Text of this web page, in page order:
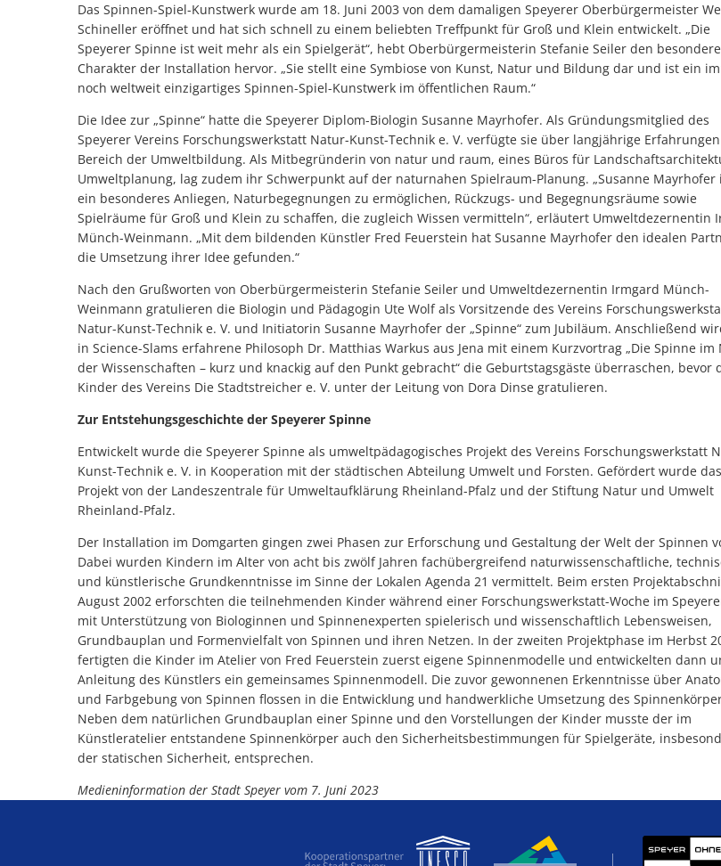
Das Spinnen-Spiel-Kunstwerk wurde am 18. Juni 2003 von dem damaligen Speyerer Oberbürgermeister
Schineller eröffnet und hat sich schnell zu einem beliebten Treffpunkt für Groß und Klein entwickelt. „Die
Speyerer Spinne ist weit mehr als ein Spielgerät“, hebt Oberbürgermeisterin Stefanie Seiler den
Charakter der Installation hervor. „Sie stellt eine Symbiose von Kunst, Natur und Bildung dar und ist ein
noch weltweit einzigartiges Spinnen-Spiel-Kunstwerk im öffentlichen Raum.“
Die Idee zur „Spinne“ hatte die Speyerer Diplom-Biologin Susanne Mayrhofer. Als Gründungsmitglied des
Speyerer Vereins Forschungswerkstatt Natur-Kunst-Technik e. V. verfügte sie über langjährige
Bereich der Umweltbildung. Als Mitbegründerin von natur und raum, eines Büros für
Umweltplanung, lag zudem ihr Schwerpunkt auf der naturnahen Spielraum-Planung. „Susanne Mayrhofer
ein besonderes Anliegen, Naturbegegnungen zu ermöglichen, Rückzugs- und Begegnungsräume sowie
Spielräume für Groß und Klein zu schaffen, die zugleich Wissen vermitteln“, erläutert Umweltdezernentin
Münch-Weinmann. „Mit dem bildenden Künstler Fred Feuerstein hat Susanne Mayrhofer den idealen
die Umsetzung ihrer Idee gefunden.“
Nach den Grußworten von Oberbürgermeisterin Stefanie Seiler und Umweltdezernentin Irmgard Münch-
Weinmann gratulieren die Biologin und Pädagogin Ute Wolf als Vorsitzende des Vereins
Natur-Kunst-Technik e. V. und Initiatorin Susanne Mayrhofer der „Spinne“ zum Jubiläum. Anschließend
in Science-Slams erfahrene Philosoph Dr. Matthias Warkus aus Jena mit einem Kurzvortrag „Die Spinne im
der Wissenschaften – kurz und knackig auf den Punkt gebracht“ die Geburtstagsgäste überraschen, bevor
Kinder des Vereins Die Stadtstreicher e. V. unter der Leitung von Dora Dinse gratulieren.
Zur Entstehungsgeschichte der Speyerer Spinne
Entwickelt wurde die Speyerer Spinne als umweltpädagogisches Projekt des Vereins Forschungswerkstatt
Kunst-Technik e. V. in Kooperation mit der städtischen Abteilung Umwelt und Forsten. Gefördert wurde das
Projekt von der Landeszentrale für Umweltaufklärung Rheinland-Pfalz und der Stiftung Natur und Umwelt
Rheinland-Pfalz.
Der Installation im Domgarten gingen zwei Phasen zur Erforschung und Gestaltung der Welt der Spinnen
Dabei wurden Kindern im Alter von acht bis zwölf Jahren fachübergreifend naturwissenschaftliche,
und künstlerische Grundkenntnisse im Sinne der Lokalen Agenda 21 vermittelt. Beim ersten
August 2002 erforschten die teilnehmenden Kinder während einer Forschungswerkstatt-Woche im
mit Unterstützung von Biologinnen und Spinnenexperten spielerisch und wissenschaftlich Lebensweisen,
Grundbauplan und Formenvielfalt von Spinnen und ihren Netzen. In der zweiten Projektphase im Herbst
fertigten die Kinder im Atelier von Fred Feuerstein zuerst eigene Spinnenmodelle und entwickelten dann
Anleitung des Künstlers ein gemeinsames Spinnenmodell. Die zuvor gewonnenen Erkenntnisse über
und Farbgebung von Spinnen flossen in die Entwicklung und handwerkliche Umsetzung des
Neben dem natürlichen Grundbauplan einer Spinne und den Vorstellungen der Kinder musste der im
Künstleratelier entstandene Spinnenkörper auch den Sicherheitsbestimmungen für Spielgeräte,
der statischen Sicherheit, entsprechen.
Medieninformation der Stadt Speyer vom 7. Juni 2023